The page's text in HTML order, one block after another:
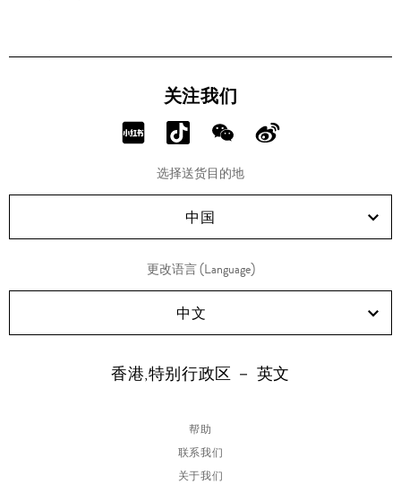
关注我们
分
RED!
分
享
Douyin!
分
享
WeChat!
分
Weibo!
选择送货目的地
中国
更改语言 (Language)
中文
香港,特别行政区 － 英文
帮助
联系我们
关于我们